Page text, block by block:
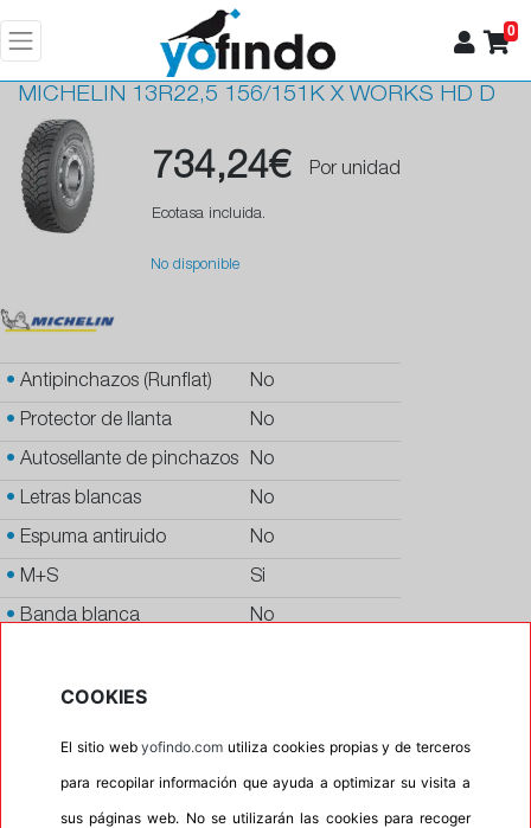
0
MICHELIN 13R22,5 156/151K X WORKS HD D
734,24€ Por unidad
Ecotasa incluida.
No disponible
• Antipinchazos (Runflat) No
• Protector de llanta No
• Autosellante de pinchazos No
• Letras blancas No
• Espuma antiruido No
• M+S Si
• Banda blanca No
Calidad
Etiqueta energética Información Eprel
COOKIES
El sitio webyofindo.com utiliza cookies propias y de terceros
para recopilar información que ayuda a optimizar su visita a
sus páginas web. No se utilizarán las cookies para recoger